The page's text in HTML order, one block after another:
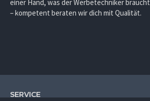
einer Hand, was der Werbetechniker braucht
– kompetent beraten wir dich mit Qualität.
SERVICE